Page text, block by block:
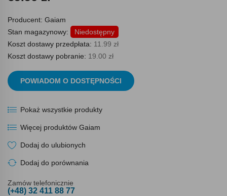
Producent: Gaiam
Stan magazynowy:
Niedostępny
Koszt dostawy przedpłata: 11.99 zł
Koszt dostawy pobranie: 19.00 zł
POWIADOM O DOSTĘPNOŚCI
Pokaż wszystkie produkty
Więcej produktów Gaiam
Dodaj do ulubionych
Dodaj do porównania
Zamów telefonicznie
(+48) 32 411 88 77